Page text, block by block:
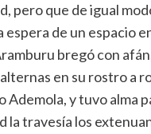
pero que de igual
espera de un espacio
bregó con
en su rostro a
Ademola, y tuvo alma
la travesía los